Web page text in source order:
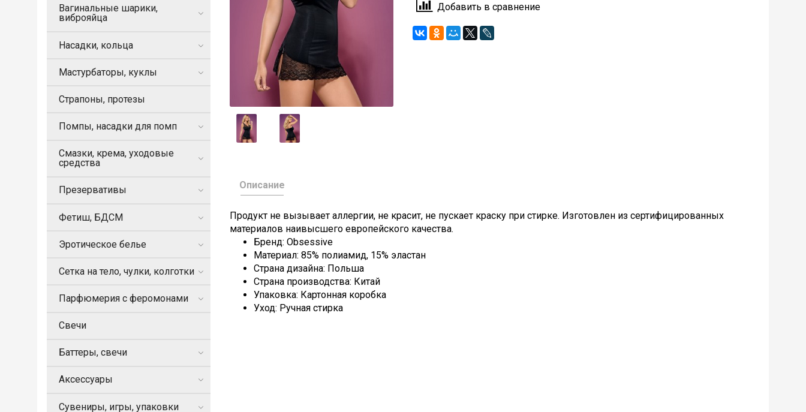
Добавить в сравнение
Описание
Продукт не вызывает аллергии, не красит, не пускает краску при стирке. Изготовлен из сертифицированных
материалов наивысшего европейского качества.
Бренд: Obsessive
Материал: 85% полиамид, 15% эластан
Страна дизайна: Польша
Страна производства: Китай
Упаковка: Картонная коробка
Уход: Ручная стирка
Вагинальные шарики,
виброяйца
Насадки, кольца
Мастурбаторы, куклы
Страпоны, протезы
Помпы, насадки для помп
Смазки, крема, уходовые
средства
Презервативы
Фетиш, БДСМ
Эротическое белье
Сетка на тело, чулки, колготки
Парфюмерия с феромонами
Свечи
Баттеры, свечи
Аксессуары
Сувениры, игры, упаковки